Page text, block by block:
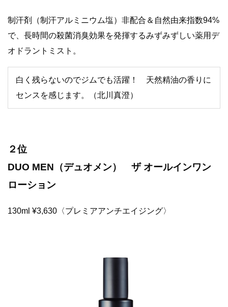
制汗剤（制汗アルミニウム塩）非配合＆自然由来指数94%
で、長時間の殺菌消臭効果を発揮するみずみずしい薬用デ
オドラントミスト。
白く残らないのでジムでも活躍！ 天然精油の香りに
センスを感じます。（北川真澄）
２位
DUO MEN（デュオメン） ザ オールインワン
ローション
130ml ¥3,630〈プレミアアンチエイジング〉